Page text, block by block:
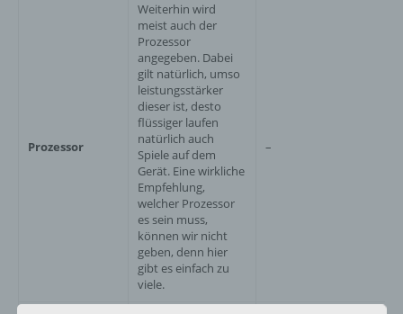
Prozessor
Weiterhin wird
meist auch der
Prozessor
angegeben. Dabei
gilt natürlich, umso
leistungsstärker
dieser ist, desto
flüssiger laufen
natürlich auch
Spiele auf dem
Gerät. Eine wirkliche
Empfehlung,
welcher Prozessor
es sein muss,
können wir nicht
geben, denn hier
gibt es einfach zu
viele.
–